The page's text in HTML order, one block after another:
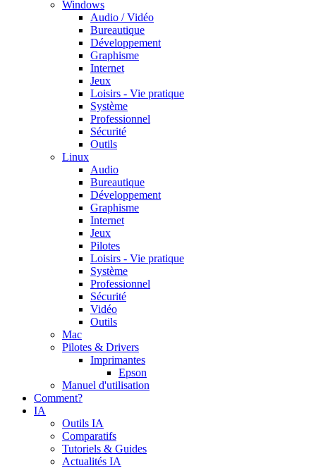
Windows
Audio / Vidéo
Bureautique
Développement
Graphisme
Internet
Jeux
Loisirs - Vie pratique
Système
Professionnel
Sécurité
Outils
Linux
Audio
Bureautique
Développement
Graphisme
Internet
Jeux
Pilotes
Loisirs - Vie pratique
Système
Professionnel
Sécurité
Vidéo
Outils
Mac
Pilotes & Drivers
Imprimantes
Epson
Manuel d'utilisation
Comment?
IA
Outils IA
Comparatifs
Tutoriels & Guides
Actualités IA